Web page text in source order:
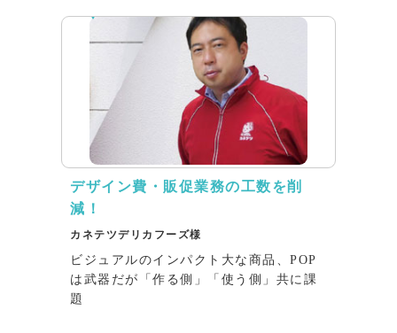
デザイン費・販促業務の工数を削
減！
カネテツデリカフーズ様
ビジュアルのインパクト大な商品、POP
は武器だが「作る側」「使う側」共に課
題